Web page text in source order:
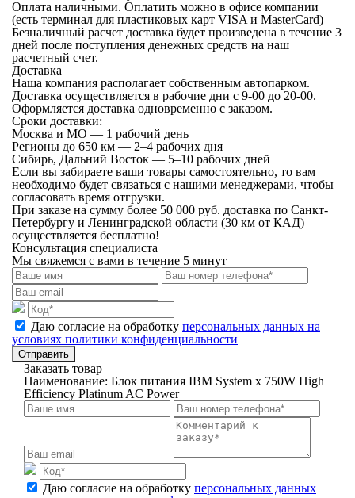
Оплата наличными. Оплатить можно в офисе компании
(есть терминал для пластиковых карт VISA и MasterCard)
Безналичный расчет доставка будет произведена в течение 3
дней после поступления денежных средств на наш
расчетный счет.
Доставка
Наша компания располагает собственным автопарком.
Доставка осуществляется в рабочие дни с 9-00 до 20-00.
Оформляется доставка одновременно с заказом.
Сроки доставки:
Москва и МО — 1 рабочий день
Регионы до 650 км — 2–4 рабочих дня
Сибирь, Дальний Восток — 5–10 рабочих дней
Если вы забираете ваши товары самостоятельно, то вам
необходимо будет связаться с нашими менеджерами, чтобы
согласовать время отгрузки.
При заказе на сумму более 50 000 руб. доставка по Санкт-
Петербургу и Ленинградской области (30 км от КАД)
осуществляется бесплатно!
Консультация специалиста
Мы свяжемся с вами в течение 5 минут
Даю согласие на обработку персональных данных на
условиях политики конфиденциальности
Отправить
Заказать товар
Наименование: Блок питания IBM System x 750W High
Efficiency Platinum AC Power
Даю согласие на обработку персональных данных